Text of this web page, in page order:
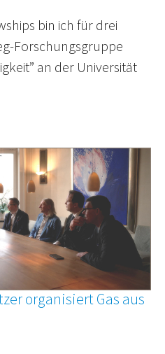
bin ich für drei
Forschungsgruppe
an der Universität
organisiert Gas aus